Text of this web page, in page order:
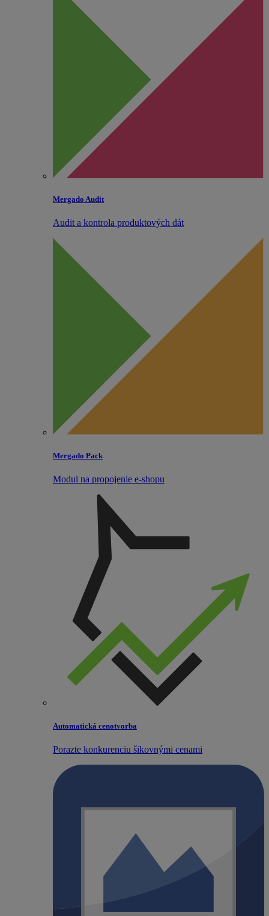
Mergado Audit
Audit a kontrola produktových dát
Mergado Pack
Modul na propojenie e‑shopu
Automatická cenotvorba
Porazte konkurenciu šikovnými cenami